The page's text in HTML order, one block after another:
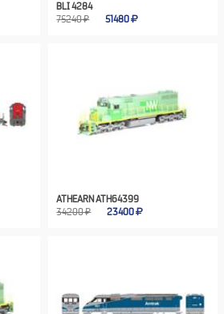
BLI 4284
75240 ₽
51480
ATHEARN ATH64399
34200 ₽
23400